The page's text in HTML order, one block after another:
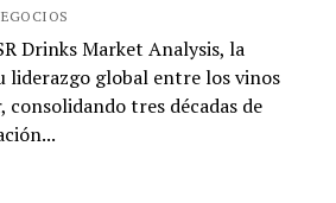
Drinks Market Analysis, la
liderazgo global entre los vinos
tres décadas de